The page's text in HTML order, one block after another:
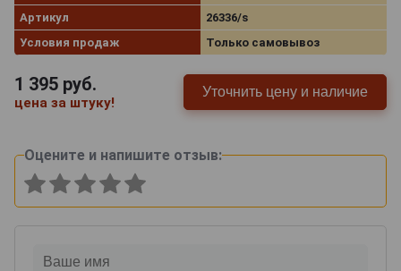
Артикул
26336/s
Условия продаж
Только самовывоз
1 395 руб.
цена за штуку!
Уточнить цену и наличие
Оцените и напишите отзыв: